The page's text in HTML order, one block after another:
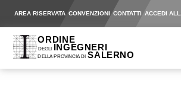
AREA RISERVATA CONVENZIONI CONTATTI ACCEDI